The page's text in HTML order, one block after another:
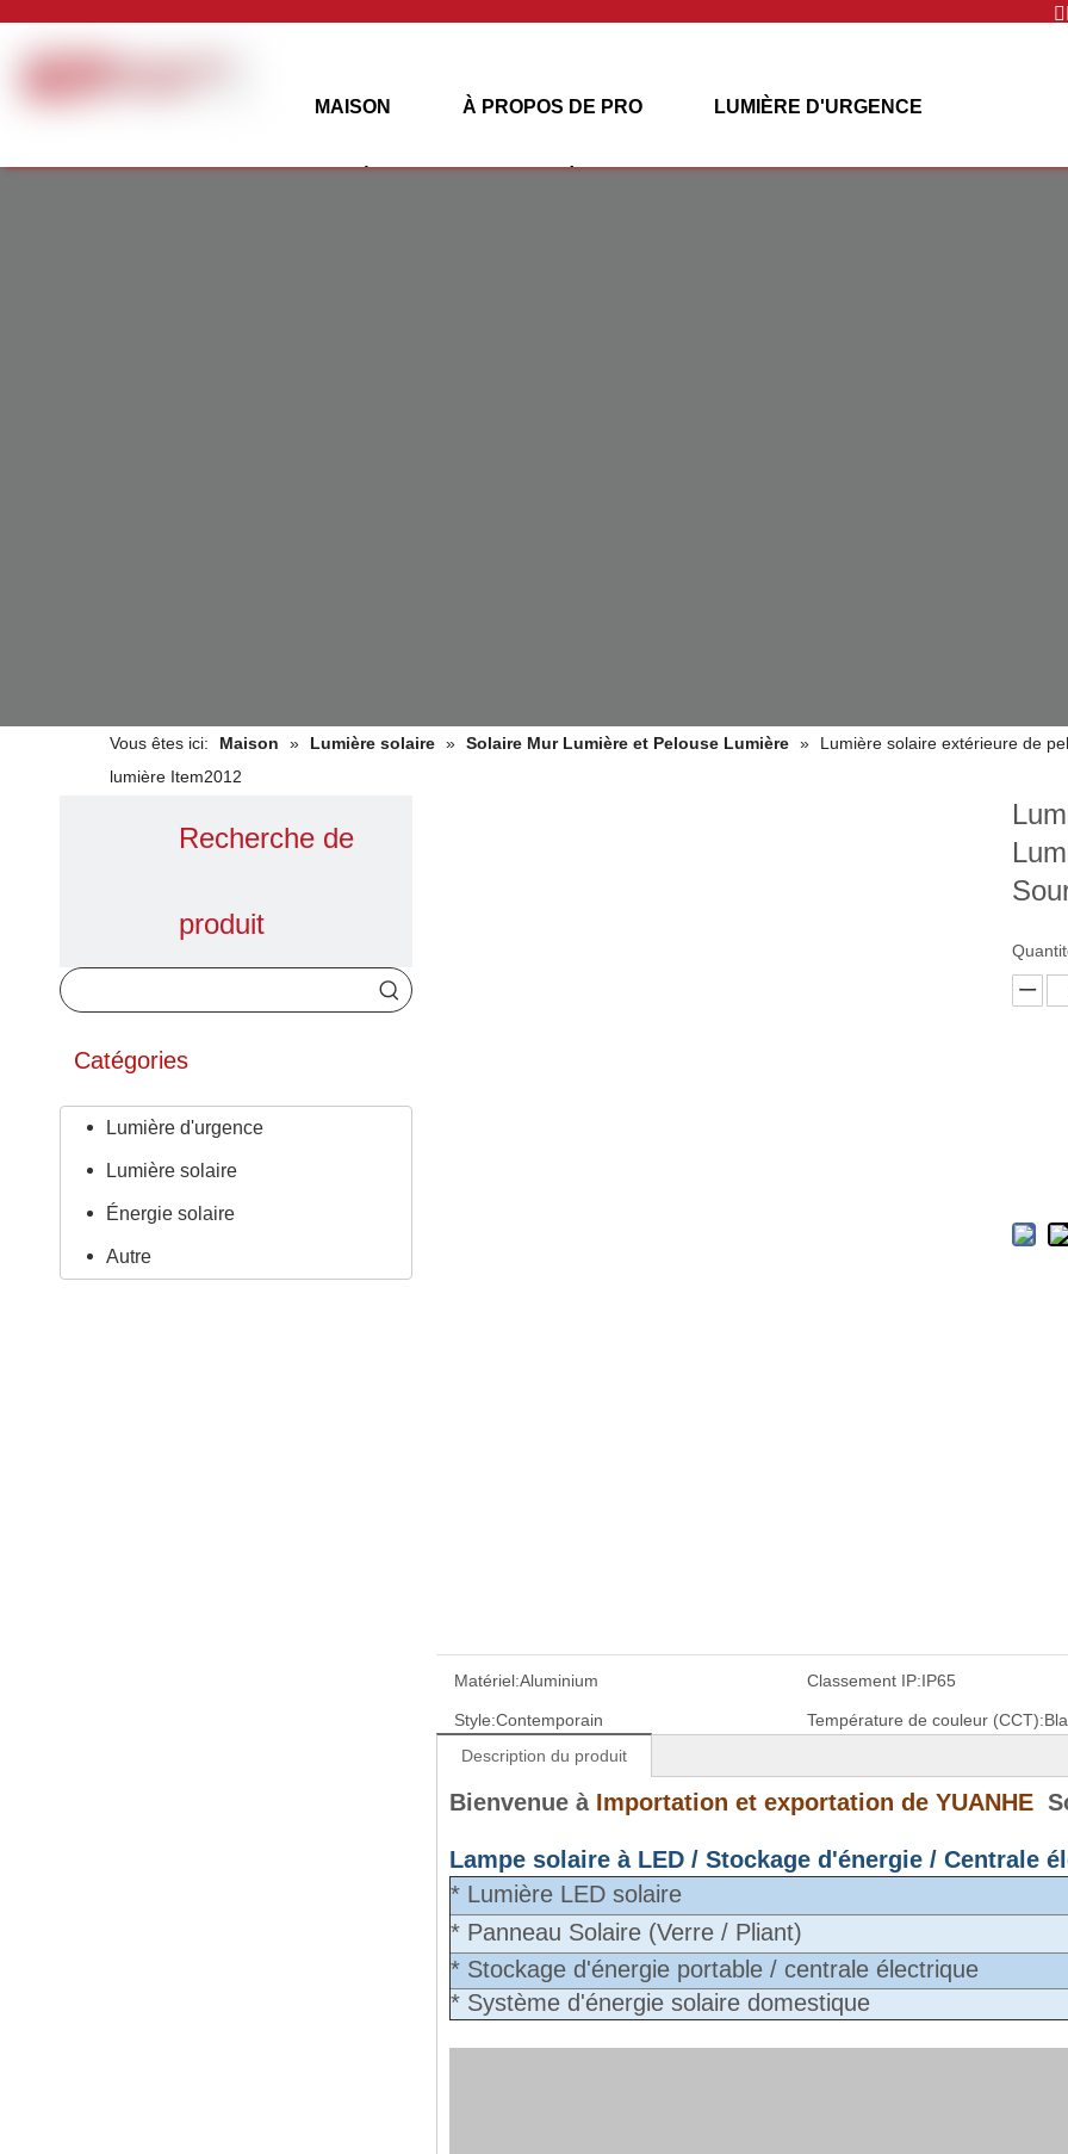

MAISON À PROPOS DE PRO LUMIÈRE D'URGENCE
Vous êtes ici: Maison » Lumière solaire » Solaire Mur Lumière et Pelouse Lumière »
Lumière solaire extérieure de
lumière Item2012
Recherche de
produit
Catégories
Lumière d'urgence
Lumière solaire
Énergie solaire
Autre
Matériel:Aluminium Classement IP:IP65
Style:Contemporain Température de couleur (CCT):
Description du produit
Bienvenue à Importation et exportation de YUANHE
Lampe solaire à LED / Stockage d'énergie / Centrale
* Lumière LED solaire
* Panneau Solaire (Verre / Pliant)
* Stockage d'énergie portable / centrale électrique
* Système d'énergie solaire domestique